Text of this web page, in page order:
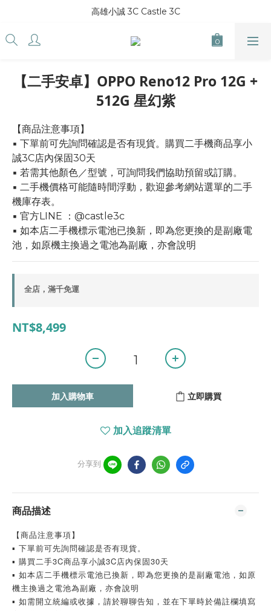
高雄小誠 3C Castle 3C
【二手安卓】OPPO Reno12 Pro 12G +
512G 星幻紫
【商品注意事項】
▪ 下單前可先詢問確認是否有現貨。購買二手機商品享小
誠3C店內保固30天
▪ 若需其他顏色／型號，可詢問我們協助預留或訂購。
▪ 二手機價格可能隨時間浮動，歡迎參考網站選單的二手
機庫存表。
▪ 官方LINE ：@castle3c
▪ 如本店二手機標示電池已換新，即為您更換的是副廠電
池，如原機主換過之電池為副廠，亦會說明
全店，滿千免運
NT$8,499
加入購物車 立即購買
加入追蹤清單
分享到
商品描述
【商品注意事項】
▪ 下單前可先詢問確認是否有現貨。
▪ 購買二手3C商品享小誠3C店內保固30天
▪ 如本店二手機標示電池已換新，即為您更換的是副廠電池，如原
機主換過之電池為副廠，亦會說明
▪ 如需開立統編或收據，請於聊聊告知，並在下單時於備註欄填寫